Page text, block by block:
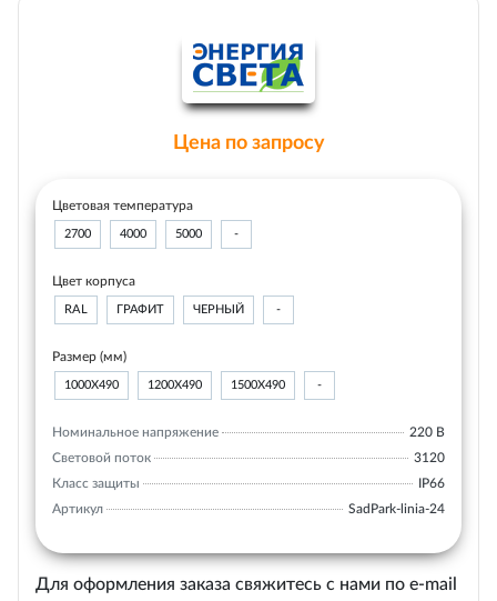
Цена по запросу
Цветовая температура
2700 4000 5000 -
Цвет корпуса
RAL ГРАФИТ ЧЕРНЫЙ -
Размер (мм)
1000Х490 1200Х490 1500Х490 -
Номинальное напряжение
220 В
Световой поток
3120
Класс защиты
IP66
Артикул
SadPark-linia-24
Для оформления заказа свяжитесь с нами по e-mail